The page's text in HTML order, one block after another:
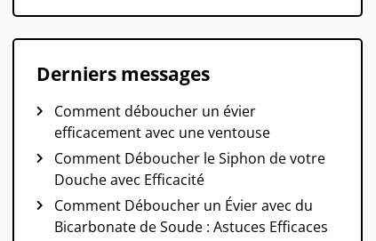
Derniers messages
Comment déboucher un évier
efficacement avec une ventouse
Comment Déboucher le Siphon de votre
Douche avec Efficacité
Comment Déboucher un Évier avec du
Bicarbonate de Soude : Astuces Efficaces